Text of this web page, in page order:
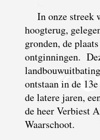
In onze streek
hoogterug,
gronden, de
ontginningen.
ontstaan in de
de latere jaren,
de heer Verbiest
Waarschoot.